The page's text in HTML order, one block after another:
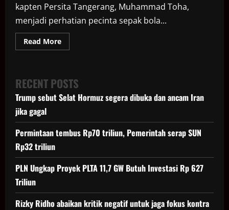
kapten Persita Tangerang, Muhammad Toha,
menjadi perhatian pecinta sepak bola...
Read MoreRead
more
Diburu
Klub
Brunei
RECENT POSTS
Trump sebut Selat Hormuz segera dibuka dan ancam Iran
jika gagal
Permintaan tembus Rp70 triliun, Pemerintah serap SUN
Rp32 triliun
PLN Ungkap Proyek PLTA 11,7 GW Butuh Investasi Rp 627
Triliun
Rizky Ridho abaikan kritik negatif untuk jaga fokus kontra